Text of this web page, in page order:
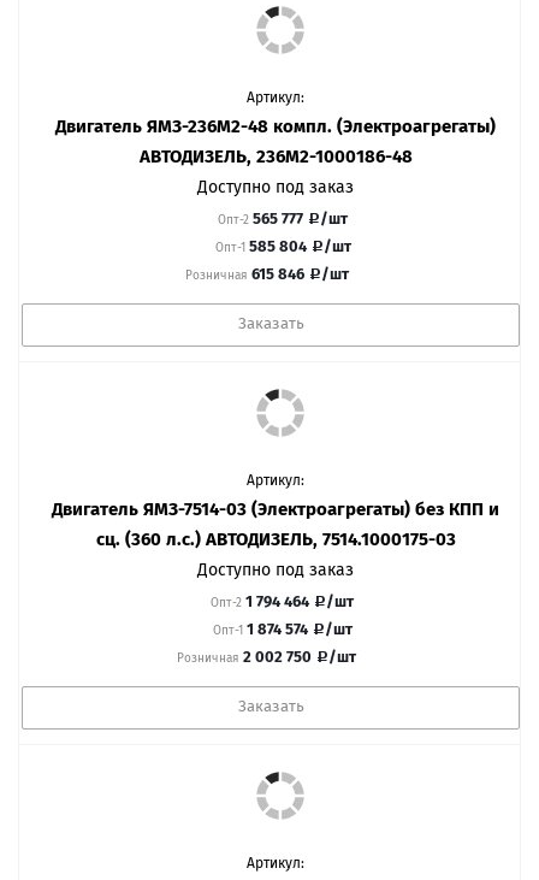
Артикул:
Двигатель ЯМЗ-236М2-48 компл. (Электроагрегаты)
АВТОДИЗЕЛЬ, 236М2-1000186-48
Доступно под заказ
Опт-2 565 777 /шт
Опт-1 585 804 /шт
Розничная 615 846 /шт
Заказать
Артикул:
Двигатель ЯМЗ-7514-03 (Электроагрегаты) без КПП и
сц. (360 л.с.) АВТОДИЗЕЛЬ, 7514.1000175-03
Доступно под заказ
Опт-2 1 794 464 /шт
Опт-1 1 874 574 /шт
Розничная 2 002 750 /шт
Заказать
Артикул: